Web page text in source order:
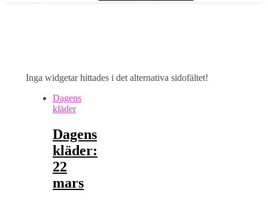
Inga widgetar hittades i det alternativa sidofältet!
Dagens
kläder
Dagens
kläder:
22
mars